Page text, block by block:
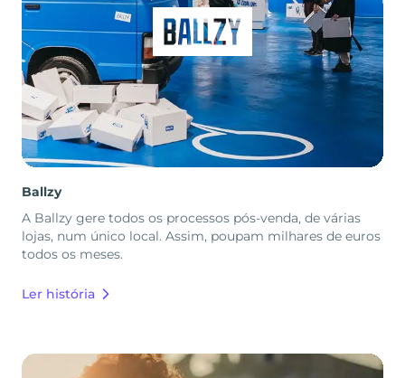
Ballzy
A Ballzy gere todos os processos pós-venda, de várias
lojas, num único local. Assim, poupam milhares de euros
todos os meses.
Ler história